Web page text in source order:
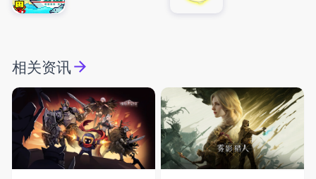
相关资讯